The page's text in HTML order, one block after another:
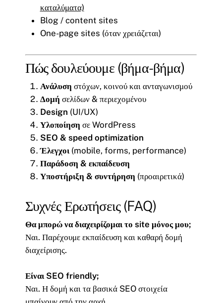
καταλύματα)
Blog / content sites
One-page sites (όταν χρειάζεται)
Πώς δουλεύουμε (βήμα-βήμα)
Ανάλυση στόχων, κοινού και ανταγωνισμού
Δομή σελίδων & περιεχομένου
Design (UI/UX)
Υλοποίηση σε WordPress
SEO & speed optimization
Έλεγχοι(mobile, forms, performance)
Παράδοση & εκπαίδευση
Υποστήριξη & συντήρηση (προαιρετικά)
Συχνές Ερωτήσεις (FAQ)
Θα μπορώ να διαχειρίζομαι το site μόνος μου;
Ναι. Παρέχουμε εκπαίδευση και καθαρή δομή
διαχείρισης.
Είναι SEO friendly;
Ναι. Η δομή και τα βασικά SEO στοιχεία